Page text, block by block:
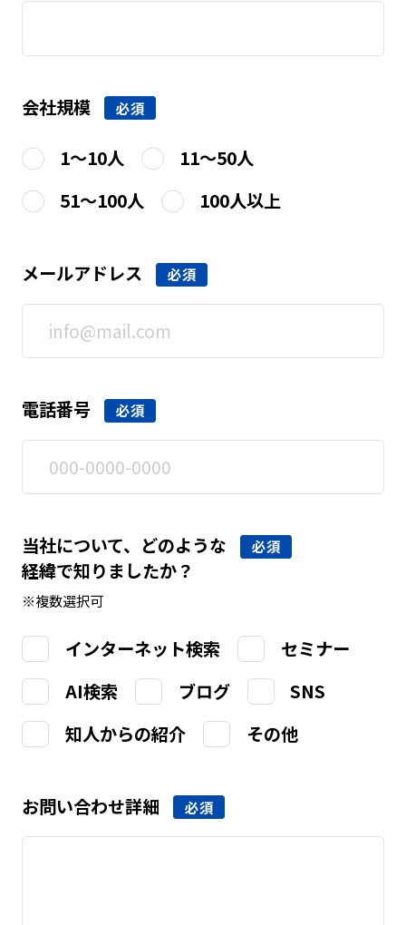
会社規模 必須
1～10人
11～50人
51～100人
100人以上
メールアドレス 必須
電話番号 必須
当社について、どのような
経緯で知りましたか？
※複数選択可
必須
インターネット検索
セミナー
AI検索
ブログ
SNS
知人からの紹介
その他
お問い合わせ詳細 必須